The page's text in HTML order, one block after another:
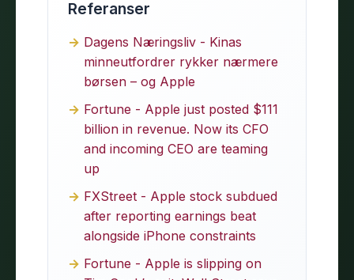
Referanser
Dagens Næringsliv - Kinas
minneutfordrer rykker nærmere
børsen – og Apple
Fortune - Apple just posted $111
billion in revenue. Now its CFO
and incoming CEO are teaming
up
FXStreet - Apple stock subdued
after reporting earnings beat
alongside iPhone constraints
Fortune - Apple is slipping on